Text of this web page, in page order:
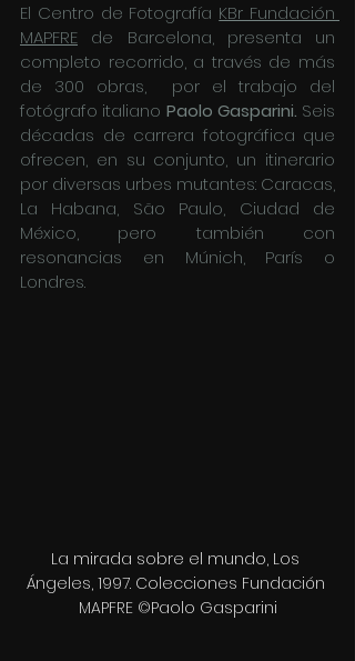
El Centro de Fotografía KBr Fundación
MAPFRE de Barcelona, presenta un
completo recorrido, a través de más
de 300 obras,  por el trabajo del
fotógrafo italiano Paolo Gasparini. Seis
décadas de carrera fotográfica que
ofrecen, en su conjunto, un itinerario
por diversas urbes mutantes: Caracas,
La Habana, São Paulo, Ciudad de
México, pero también con
resonancias en Múnich, París o
Londres.
La mirada sobre el mundo, Los
Ángeles, 1997. Colecciones Fundación
MAPFRE ©Paolo Gasparini